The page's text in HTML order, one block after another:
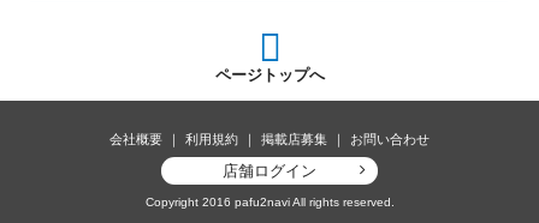
ページトップへ
会社概要 利用規約 掲載店募集 お問い合わせ
店舗ログイン
Copyright 2016 pafu2navi All rights reserved.